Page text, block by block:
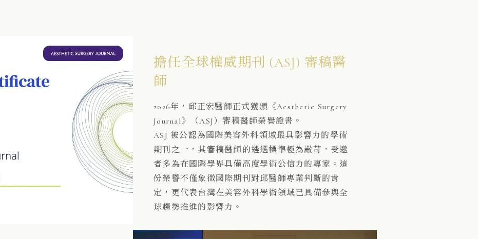
擔任全球權威期刊 (ASJ) 審稿醫
師
2026年，邱正宏醫師正式獲頒《Aesthetic Surgery
Journal》（ASJ）審稿醫師榮譽證書。
ASJ 被公認為國際美容外科領域最具影響力的學術
期刊之一，其審稿醫師的遴選標準極為嚴苛，受邀
者多為在國際學界具備高度學術公信力的專家。這
份榮譽不僅象徵國際期刊對邱醫師專業判斷的肯
定，更代表台灣在美容外科學術領域已具備參與全
球趨勢推進的影響力。